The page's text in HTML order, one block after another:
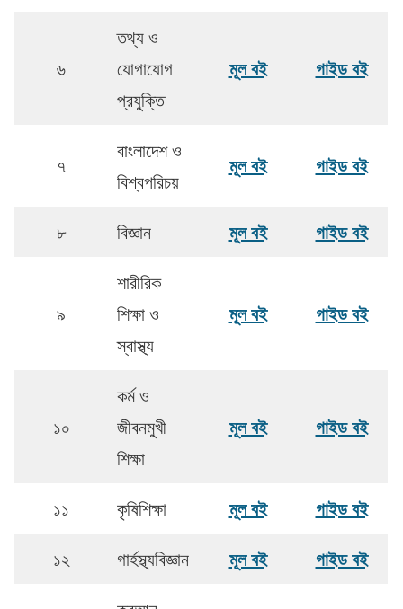
৬
তথ্য ও
যোগাযোগ
প্রযুক্তি
মূল বই গাইড বই
৭
বাংলাদেশ ও
বিশ্বপরিচয়
মূল বই গাইড বই
৮ বিজ্ঞান মূল বই গাইড বই
৯
শারীরিক
শিক্ষা ও
স্বাস্থ্য
মূল বই গাইড বই
১০
কর্ম ও
জীবনমুখী
শিক্ষা
মূল বই গাইড বই
১১ কৃষিশিক্ষা মূল বই গাইড বই
১২ গার্হস্থ্যবিজ্ঞান মূল বই গাইড বই